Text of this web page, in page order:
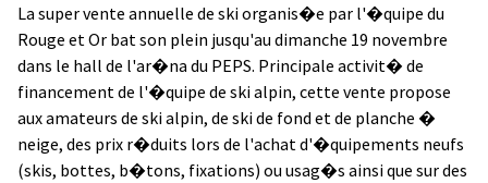
La super vente annuelle de ski organis�e par l'�quipe du
Rouge et Or bat son plein jusqu'au dimanche 19 novembre
dans le hall de l'ar�na du PEPS. Principale activit� de
financement de l'�quipe de ski alpin, cette vente propose
aux amateurs de ski alpin, de ski de fond et de planche �
neige, des prix r�duits lors de l'achat d'�quipements neufs
(skis, bottes, b�tons, fixations) ou usag�s ainsi que sur des